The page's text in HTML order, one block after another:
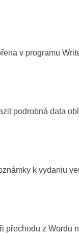
v programu
podrobná data
k vydaniu
přechodu z Wordu